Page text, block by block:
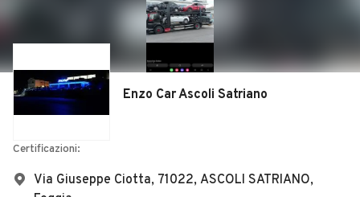
Noleggio a lungo termine
Auto d'epocaEnzo Car Ascoli Satriano
Certificazioni:
Via Giuseppe Ciotta, 71022, ASCOLI SATRIANO,